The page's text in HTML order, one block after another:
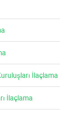
İlaçlama
İlaçlama